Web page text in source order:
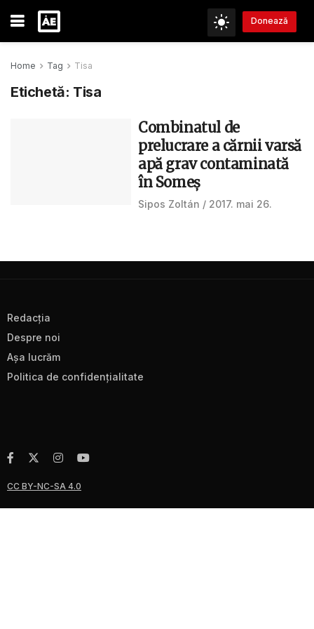
Donează
Home Tag Tisa
Etichetă: Tisa
Combinatul de
prelucrare a cărnii varsă
apă grav contaminată
în Someş
Sipos Zoltán 2017. mai 26.
Redacţia
Despre noi
Aşa lucrăm
Politica de confidenţialitate
CC BY-NC-SA 4.0